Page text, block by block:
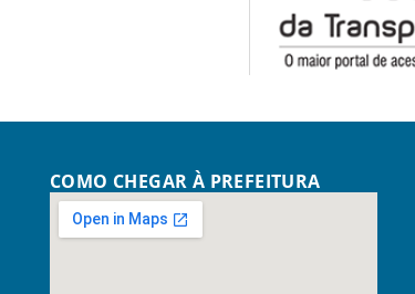
COMO CHEGAR À PREFEITURA